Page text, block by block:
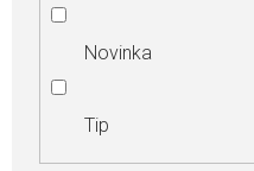
Novinka
Tip